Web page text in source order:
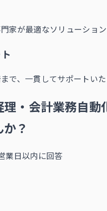
家が最適なソリューション
で、一貫してサポートいた
・会計業務自動
？
業日以内に回答